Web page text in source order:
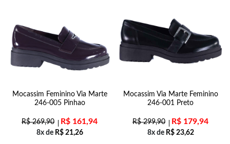
Mocassim Feminino Via Marte
246-005 Pinhao
R$269,90 R$ 161,94
8x de R$21,26
Mocassim Via Marte Feminino
246-001 Preto
R$299,90 R$ 179,94
8x de R$23,62